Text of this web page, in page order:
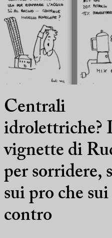
Centrali
idrolettriche?
vignette di
per sorridere,
sui pro che sui
contro